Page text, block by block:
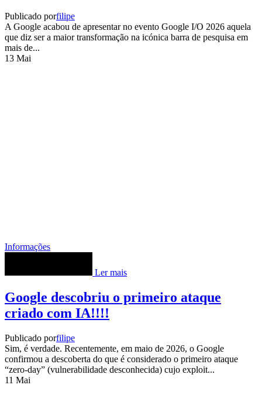
Publicado porfilipe
A Google acabou de apresentar no evento Google I/O 2026 aquela
que diz ser a maior transformação na icónica barra de pesquisa em
mais de...
13 Mai
Informações
Ler mais
Google descobriu o primeiro ataque
criado com IA!!!!
Publicado porfilipe
Sim, é verdade. Recentemente, em maio de 2026, o Google
confirmou a descoberta do que é considerado o primeiro ataque
“zero-day” (vulnerabilidade desconhecida) cujo exploit...
11 Mai